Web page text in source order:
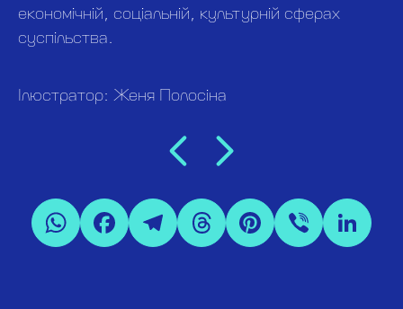
економічній, соціальній, культурній сферах
суспільства.
Ілюстратор: Женя Полосіна